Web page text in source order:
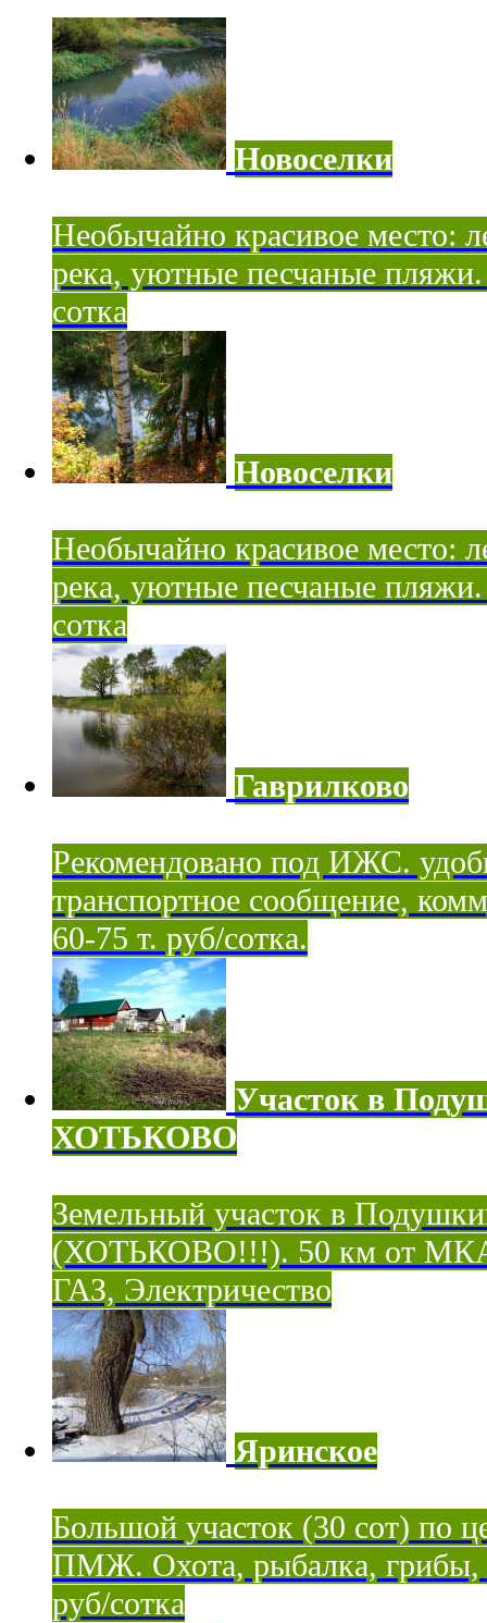
Новоселки
Необычайно красивое место:
река, уютные песчаные
сотка
Новоселки
Необычайно красивое место:
река, уютные песчаные
сотка
Гаврилково
Рекомендовано под ИЖС.
транспортное сообщение,
60-75 т. руб/сотка.
Участок в
ХОТЬКОВО
Земельный участок в
(ХОТЬКОВО!!!). 50 км от
ГАЗ, Электричество
Яринское
Большой участок (30 сот) по
ПМЖ. Охота, рыбалка, грибы,
руб/сотка